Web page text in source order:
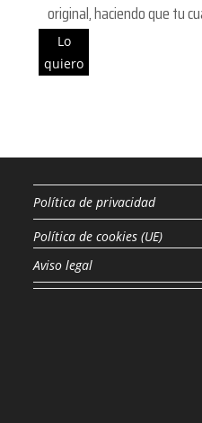
original, haciendo que tu
Lo
quiero
Política de privacidad
Política de cookies (UE)
Aviso legal